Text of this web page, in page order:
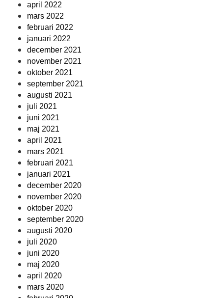
april 2022
mars 2022
februari 2022
januari 2022
december 2021
november 2021
oktober 2021
september 2021
augusti 2021
juli 2021
juni 2021
maj 2021
april 2021
mars 2021
februari 2021
januari 2021
december 2020
november 2020
oktober 2020
september 2020
augusti 2020
juli 2020
juni 2020
maj 2020
april 2020
mars 2020